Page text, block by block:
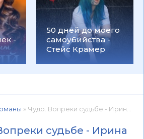
-
50 дней до моего
самоубийства -
Стейс Крамер
» Чудо. Вопреки судьбе - Ирина Анатольевна Пархоменко 📕 - Книга онлайн бесплатно
судьбе - Ирина